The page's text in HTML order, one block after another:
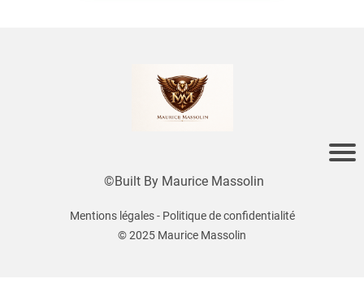
©Built By Maurice Massolin
Mentions légales - Politique de confidentialité
© 2025 Maurice Massolin